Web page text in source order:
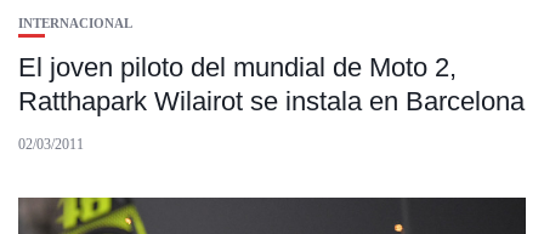
INTERNACIONAL
El joven piloto del mundial de Moto 2,
Ratthapark Wilairot se instala en Barcelona
02/03/2011